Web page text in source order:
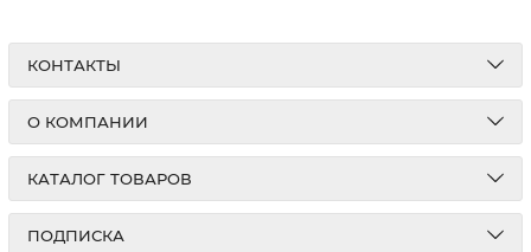
КОНТАКТЫ
О КОМПАНИИ
КАТАЛОГ ТОВАРОВ
ПОДПИСКА